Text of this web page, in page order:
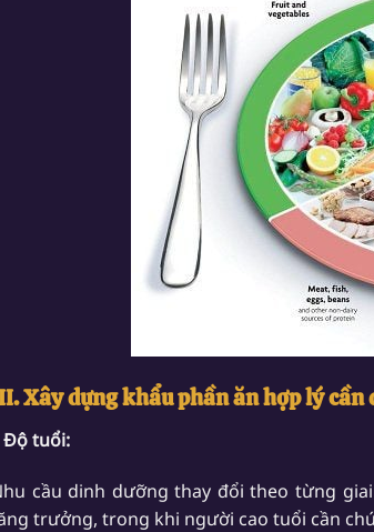
Xây dựng khẩu phần ăn hợp lý cần
Độ tuổi:
cầu dinh dưỡng thay đổi theo từng
trưởng, trong khi người cao tuổi cần